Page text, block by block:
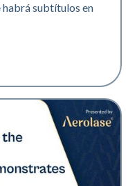
subtítulos en